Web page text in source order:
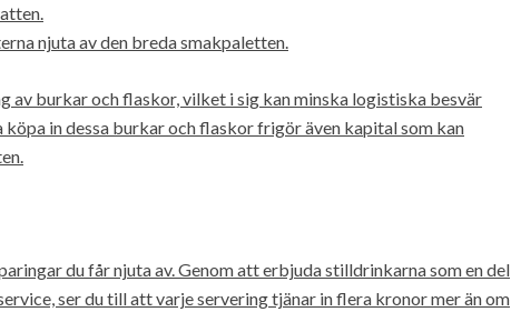
njuta av den breda smakpaletten.
av burkar och flaskor, vilket i sig kan minska logistiska besvär
in dessa burkar och flaskor frigör även kapital som kan
du får njuta av. Genom att erbjuda stilldrinkarna som en del
ser du till att varje servering tjänar in flera kronor mer än om